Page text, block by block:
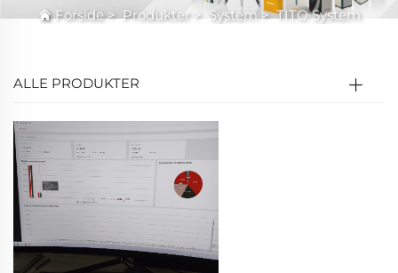
Forside>Produkter> System>TITO System
ALLE PRODUKTER